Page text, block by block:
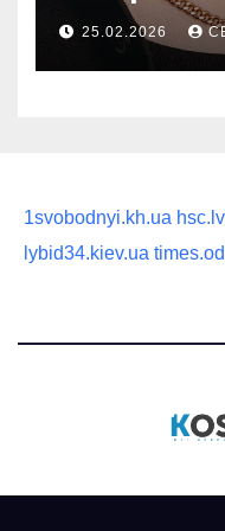
25.02.2026
1svobodnyi.kh.ua
lybid34.kiev.ua